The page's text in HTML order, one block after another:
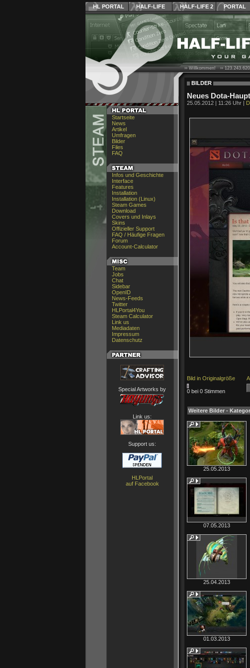
HL PORTAL HALF-LIFE HALF-LIFE 2 PORTAL
Startseite
News
Artikel
Umfragen
Bilder
Files
FAQ
Infos und Geschichte
Interface
Features
Installation
Installation (Linux)
Steam Games
Download
Covers und Inlays
Skins
Offizieller Support
FAQ / Häufige Fragen
Forum
Account-Calculator
Team
Jobs
Chat
Sidebar
OpenID
News-Feeds
Twitter
HLPortal4You
Steam Calculator
Link us
Mediadaten
Impressum
Datenschutz
Special Artworks by
Link us:
Support us:
HLPortal
auf Facebook
›› Willkommen! ››123.243.620
BILDER
Neues Dota-
25.05.2012 | 11:26 Uhr |
Bild in Originalgröße
0 bei 0 Stimmen
Weitere Bilder -
25.05.2013
07.05.2013
25.04.2013
01.03.2013